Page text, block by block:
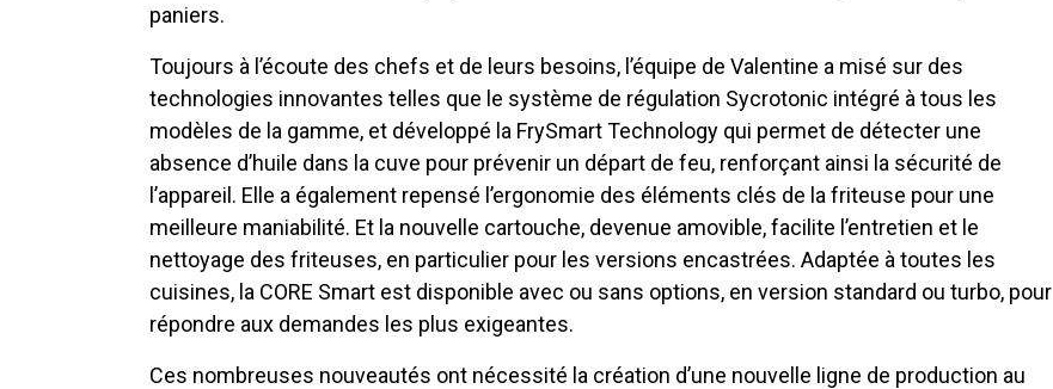
paniers.
Toujours à l’écoute des chefs et de leurs besoins, l’équipe de Valentine a misé sur des
technologies innovantes telles que le système de régulation Sycrotonic intégré à tous les
modèles de la gamme, et développé la FrySmart Technology qui permet de détecter une
absence d’huile dans la cuve pour prévenir un départ de feu, renforçant ainsi la sécurité de
l’appareil. Elle a également repensé l’ergonomie des éléments clés de la friteuse pour une
meilleure maniabilité. Et la nouvelle cartouche, devenue amovible, facilite l’entretien et le
nettoyage des friteuses, en particulier pour les versions encastrées. Adaptée à toutes les
cuisines, la CORE Smart est disponible avec ou sans options, en version standard ou turbo, pour
répondre aux demandes les plus exigeantes.
Ces nombreuses nouveautés ont nécessité la création d’une nouvelle ligne de production au